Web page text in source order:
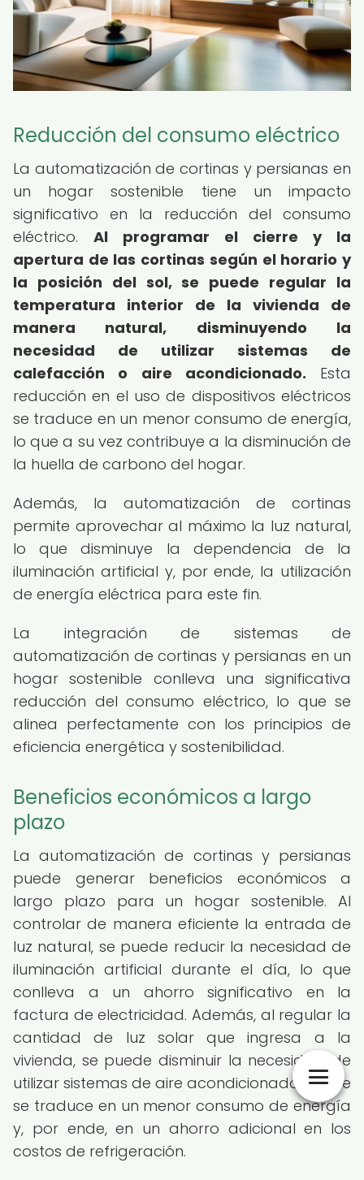
Reducción del consumo eléctrico
La automatización de cortinas y persianas en
un hogar sostenible tiene un impacto
significativo en la reducción del consumo
eléctrico. Al programar el cierre y la
apertura de las cortinas según el horario y
la posición del sol, se puede regular la
temperatura interior de la vivienda de
manera natural, disminuyendo la
necesidad de utilizar sistemas de
calefacción o aire acondicionado. Esta
reducción en el uso de dispositivos eléctricos
se traduce en un menor consumo de energía,
lo que a su vez contribuye a la disminución de
la huella de carbono del hogar.
Además, la automatización de cortinas
permite aprovechar al máximo la luz natural,
lo que disminuye la dependencia de la
iluminación artificial y, por ende, la utilización
de energía eléctrica para este fin.
La integración de sistemas de
automatización de cortinas y persianas en un
hogar sostenible conlleva una significativa
reducción del consumo eléctrico, lo que se
alinea perfectamente con los principios de
eficiencia energética y sostenibilidad.
Beneficios económicos a largo
plazo
La automatización de cortinas y persianas
puede generar beneficios económicos a
largo plazo para un hogar sostenible. Al
controlar de manera eficiente la entrada de
luz natural, se puede reducir la necesidad de
iluminación artificial durante el día, lo que
conlleva a un ahorro significativo en la
factura de electricidad. Además, al regular la
cantidad de luz solar que ingresa a la
vivienda, se puede disminuir la necesidad de
utilizar sistemas de aire acondicionado, lo que
se traduce en un menor consumo de energía
y, por ende, en un ahorro adicional en los
costos de refrigeración.